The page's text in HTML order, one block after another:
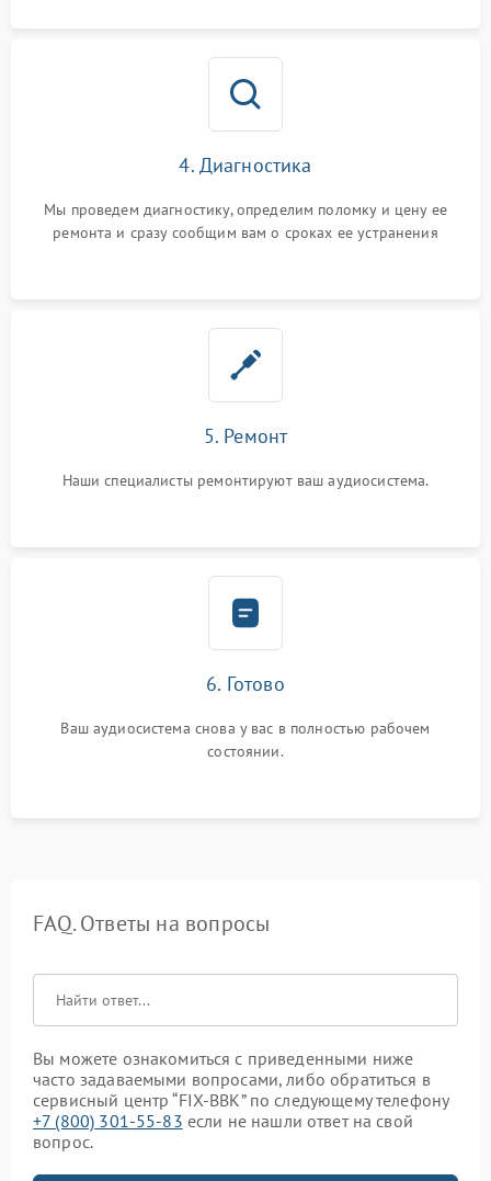
4. Диагностика
Мы проведем диагностику, определим поломку и цену ее
ремонта и сразу сообщим вам о сроках ее устранения
5. Ремонт
Наши специалисты ремонтируют ваш аудиосистема.
6. Готово
Ваш аудиосистема снова у вас в полностью рабочем
состоянии.
FAQ. Ответы на вопросы
Вы можете ознакомиться с приведенными ниже
часто задаваемыми вопросами, либо обратиться в
сервисный центр “FIX-BBK” по следующему телефону
+7 (800) 301-55-83 если не нашли ответ на свой
вопрос.